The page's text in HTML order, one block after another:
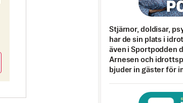
Stjärnor, doldisar,
har de sin plats i
även i Sportpodden
Arnesen och
bjuder in gäster för